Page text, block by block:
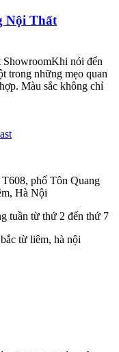
Nội Thất
nói đến
trong những mẹo quan
Màu sắc không chỉ
phố Tôn Quang
Hà Nội
tuần từ thứ 2 đến thứ 7
từ liêm, hà nội